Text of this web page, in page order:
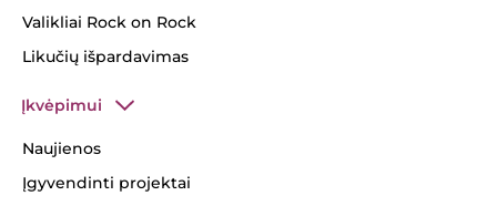
Valikliai Rock on Rock
Likučių išpardavimas
Įkvėpimui
Naujienos
Įgyvendinti projektai